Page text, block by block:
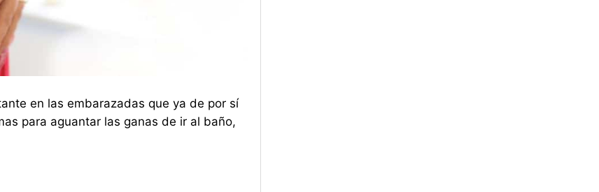
en las embarazadas que ya de por sí
para aguantar las ganas de ir al baño,